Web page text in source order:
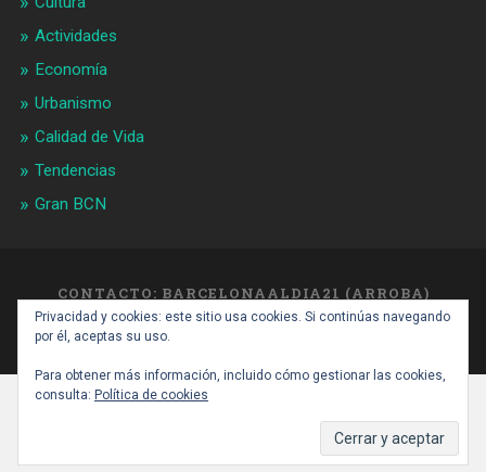
Actividades
Economía
Urbanismo
Calidad de Vida
Tendencias
Gran BCN
CONTACTO: BARCELONAALDIA21 (ARROBA)
GMAIL.COM
Privacidad y cookies: este sitio usa cookies. Si continúas navegando
por él, aceptas su uso.
Para obtener más información, incluido cómo gestionar las cookies,
consulta: Política de cookies